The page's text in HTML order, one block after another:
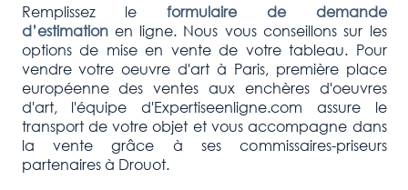
Remplissez le formulaire de demande
d’estimation en ligne. Nous vous conseillons sur les
options de mise en vente de votre tableau. Pour
vendre votre oeuvre d'art à Paris, première place
européenne des ventes aux enchères d'oeuvres
d'art, l'équipe d'Expertiseenligne.com assure le
transport de votre objet et vous accompagne dans
la vente grâce à ses commissaires-priseurs
partenaires à Drouot.